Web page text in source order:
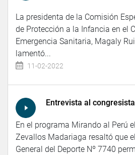
La presidenta de la Comisión
de Protección a la Infancia en el
Emergencia Sanitaria, Magaly
lamentó...
11-02-2022
Entrevista al
En el programa Mirando al Perú
Zevallos Madariaga resaltó que
General del Deporte Nº 7740